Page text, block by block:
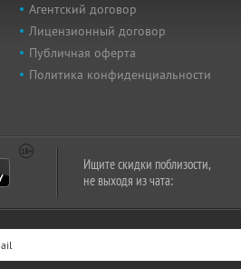
Агентский договор
Лицензионный договор
Публичная оферта
Политика конфиденциальности
Ищите скидки поблизости,
не выходя из чата: